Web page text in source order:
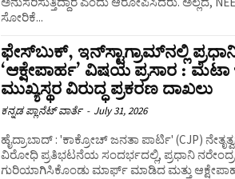
ಸೋರಿಕೆ...
ಫೇಸ್‌ಬುಕ್, ಇನ್‌ಸ್ಟಾಗ್ರಾಮ್‌ನಲ್ಲಿ
‘ಆಕ್ಷೇಪಾರ್ಹ’ ವಿಷಯ ಪ್ರಸಾರ :
ಮುಖ್ಯಸ್ಥರ ವಿರುದ್ಧ ಪ್ರಕರಣ ದಾಖಲು
ಕನ್ನಡ ಪ್ಲಾನೆಟ್ ವಾರ್ತೆ - July 31, 2026
ಹೈದ್ರಾಬಾದ್‌ : 'ಕಾಕ್ರೋಚ್ ಜನತಾ ಪಾರ್ಟಿ' (CJP) ನೇತೃತ್ವದ NEET ಪ್ರಶ್ನೆಪತ್ರಿಕೆ ಸೋರಿಕೆ
ವಿರೋಧಿ ಪ್ರತಿಭಟನೆಯ ಸಂದರ್ಭದಲ್ಲಿ, ಪ್ರಧಾನಿ
ಗುರಿಯಾಗಿಸಿಕೊಂಡು ಮಾರ್ಫ್ ಮಾಡಿದ ಮತ್ತು